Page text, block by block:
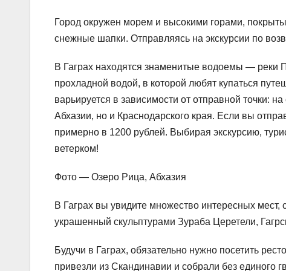
Город окружен морем и высокими горами,
снежные шапки. Отправляясь на экскурсии по
В Гаграх находятся знаменитые водоемы — реки
прохладной водой, в которой любят купаться
варьируется в зависимости от отправной точки:
Абхазии, но и Краснодарского края. Если вы
примерно в 1200 рублей. Выбирая экскурсию,
ветерком!
Фото — Озеро Рица, Абхазия
В Гаграх вы увидите множество интересных
украшенный скульптурами Зураба Церетели,
Будучи в Гаграх, обязательно нужно посетить
привезли из Скандинавии и собрали без единого